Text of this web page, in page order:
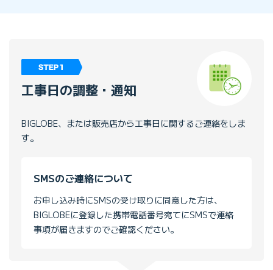
工事日の調整・通知
BIGLOBE、または販売店から工事日に関するご連絡をしま
す。
SMSのご連絡について
お申し込み時にSMSの受け取りに同意した方は、
BIGLOBEに登録した携帯電話番号宛てにSMSで連絡
事項が届きますのでご確認ください。